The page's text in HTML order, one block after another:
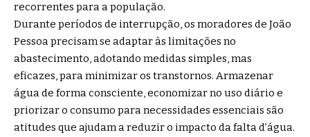
recorrentes para a população.
Durante períodos de interrupção, os moradores de João
Pessoa precisam se adaptar às limitações no
abastecimento, adotando medidas simples, mas
eficazes, para minimizar os transtornos. Armazenar
água de forma consciente, economizar no uso diário e
priorizar o consumo para necessidades essenciais são
atitudes que ajudam a reduzir o impacto da falta d’água.